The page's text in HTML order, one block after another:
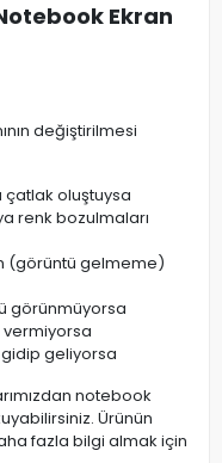
Ekran
değiştirilmesi
çatlak oluştuysa
renk bozulmaları
(görüntü gelmeme)
görünmüyorsa
vermiyorsa
geliyorsa
notebook
Ürünün
fazla bilgi almak için